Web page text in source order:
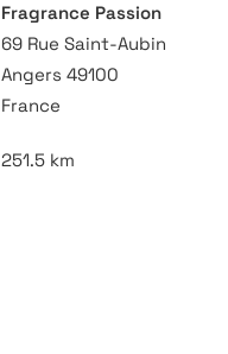
Fragrance Passion
69 Rue Saint-Aubin
Angers 49100
France
251.5 km